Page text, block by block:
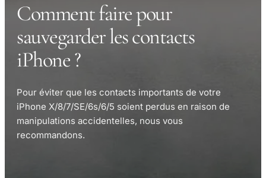
Comment faire pour
sauvegarder les contacts
iPhone ?
Pour éviter que les contacts importants de votre
iPhone X/8/7/SE/6s/6/5 soient perdus en raison de
manipulations accidentelles, nous vous
recommandons.